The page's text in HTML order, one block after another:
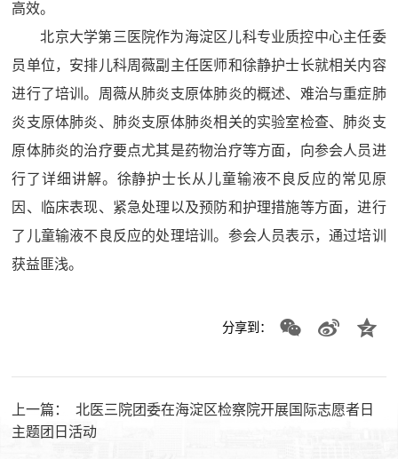
高效。
北京大学第三医院作为海淀区儿科专业质控中心主任委
员单位，安排儿科周薇副主任医师和徐静护士长就相关内容
进行了培训。周薇从肺炎支原体肺炎的概述、难治与重症肺
炎支原体肺炎、肺炎支原体肺炎相关的实验室检查、肺炎支
原体肺炎的治疗要点尤其是药物治疗等方面，向参会人员进
行了详细讲解。徐静护士长从儿童输液不良反应的常见原
因、临床表现、紧急处理以及预防和护理措施等方面，进行
了儿童输液不良反应的处理培训。参会人员表示，通过培训
获益匪浅。
分享到：
上一篇：
北医三院团委在海淀区检察院开展国际志愿者日
主题团日活动